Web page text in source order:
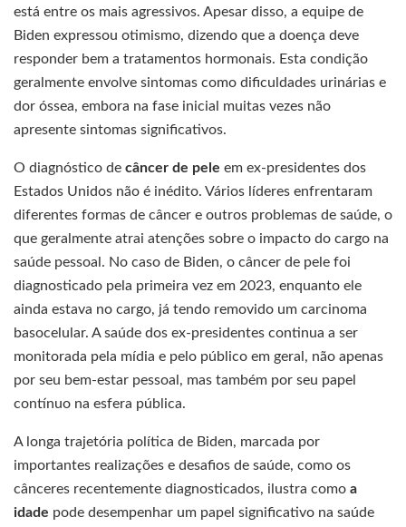
está entre os mais agressivos. Apesar disso, a equipe de
Biden expressou otimismo, dizendo que a doença deve
responder bem a tratamentos hormonais. Esta condição
geralmente envolve sintomas como dificuldades urinárias e
dor óssea, embora na fase inicial muitas vezes não
apresente sintomas significativos.
O diagnóstico de câncer de pele em ex-presidentes dos
Estados Unidos não é inédito. Vários líderes enfrentaram
diferentes formas de câncer e outros problemas de saúde, o
que geralmente atrai atenções sobre o impacto do cargo na
saúde pessoal. No caso de Biden, o câncer de pele foi
diagnosticado pela primeira vez em 2023, enquanto ele
ainda estava no cargo, já tendo removido um carcinoma
basocelular. A saúde dos ex-presidentes continua a ser
monitorada pela mídia e pelo público em geral, não apenas
por seu bem-estar pessoal, mas também por seu papel
contínuo na esfera pública.
A longa trajetória política de Biden, marcada por
importantes realizações e desafios de saúde, como os
cânceres recentemente diagnosticados, ilustra como a
idade pode desempenhar um papel significativo na saúde